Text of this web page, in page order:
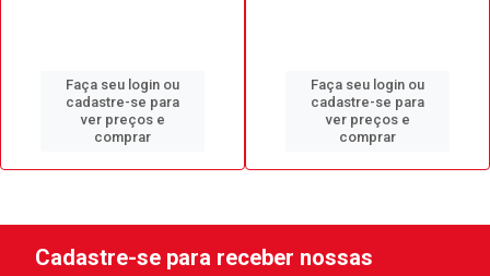
Faça seu login ou
cadastre-se para
ver preços e
comprar
Faça seu login ou
cadastre-se para
ver preços e
comprar
Cadastre-se para receber nossas